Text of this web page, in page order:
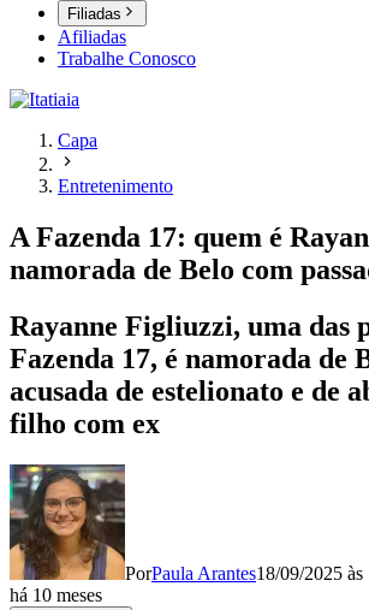
Filiadas
Afiliadas
Trabalhe Conosco
Capa
Entretenimento
A Fazenda 17: quem é
namorada de Belo com
Rayanne Figliuzzi, uma das
Fazenda 17, é namorada de
acusada de estelionato e de
filho com ex
PorPaula Arantes18/09/2025 às
há 10 meses